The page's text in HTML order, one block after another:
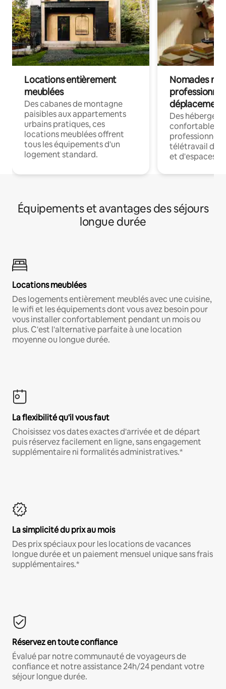
Locations entièrement
meublées
Des cabanes de montagne
paisibles aux appartements
urbains pratiques, ces
locations meublées offrent
tous les équipements d'un
logement standard.
Nomades
déplacement
Des
confortables
professionnels
télétravail
et d'espaces
Équipements et avantages des séjours
longue durée
Locations meublées
Des logements entièrement meublés avec une cuisine,
le wifi et les équipements dont vous avez besoin pour
vous installer confortablement pendant un mois ou
plus. C'est l'alternative parfaite à une location
moyenne ou longue durée.
La flexibilité qu'il vous faut
Choisissez vos dates exactes d'arrivée et de départ
puis réservez facilement en ligne, sans engagement
supplémentaire ni formalités administratives.*
La simplicité du prix au mois
Des prix spéciaux pour les locations de vacances
longue durée et un paiement mensuel unique sans frais
supplémentaires.*
Réservez en toute confiance
Évalué par notre communauté de voyageurs de
confiance et notre assistance 24h/24 pendant votre
séjour longue durée.